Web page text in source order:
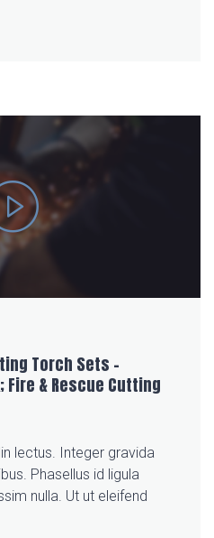
Torch Sets –
& Rescue Cutting
lectus. Integer gravida
Phasellus id ligula
nulla. Ut ut eleifend